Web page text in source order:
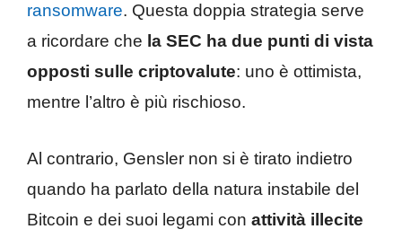
ransomware. Questa doppia strategia serve
a ricordare che la SEC ha due punti di vista
opposti sulle criptovalute: uno è ottimista,
mentre l’altro è più rischioso.
Al contrario, Gensler non si è tirato indietro
quando ha parlato della natura instabile del
Bitcoin e dei suoi legami con attività illecite